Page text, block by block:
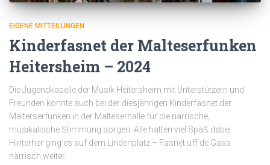
EIGENE MITTEILUNGEN
Kinderfasnet der Malteserfunken
Heitersheim – 2024
Die Jugendkapelle der Musik Heitersheim mit Unterstützern und
Freunden konnte auch bei der diesjährigen Kinderfasnet der
Malterserfunken in der Malteserhalle für die närrische,
musikalische Stimmung sorgen. Alle hatten viel Spaß dabei.
Hinterher ging es auf dem Lindenplatz – Fasnet uff de Gass
närrisch weiter.